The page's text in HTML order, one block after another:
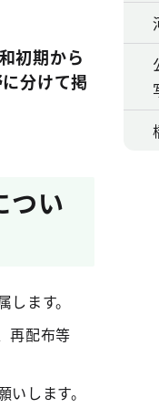
初期から
分けて掲
つい
ます。
再配布等
します。